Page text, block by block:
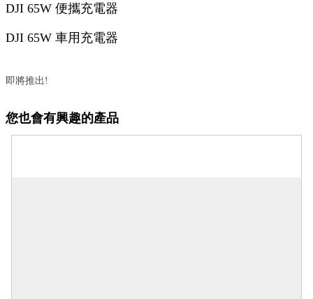
DJI 65W 便攜充電器
DJI 65W 車用充電器
即將推出!
您也會有興趣的產品